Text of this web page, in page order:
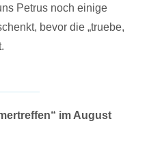
Petrus noch einige
bevor die „truebe,
im August